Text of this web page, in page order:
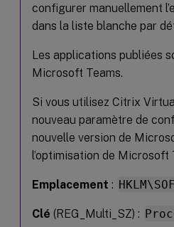
configurer manuellement
dans la liste blanche par
Les applications publiées
Microsoft Teams.
Si vous utilisez Citrix
nouveau paramètre de
nouvelle version de
l’optimisation de
Emplacement :
Clé (REG_Multi_SZ) :